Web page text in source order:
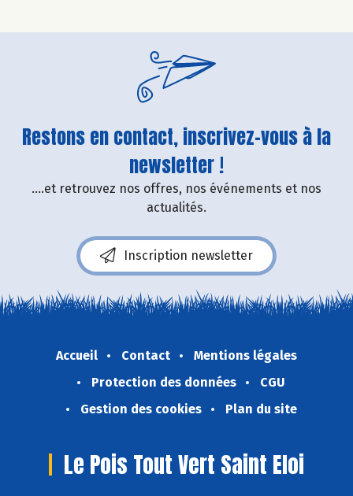
Restons en contact, inscrivez-vous à la
newsletter !
....et retrouvez nos offres, nos événements et nos
actualités.
Inscription newsletter
Accueil Contact
Mentions légales
Protection des données
CGU
Gestion des cookies
Plan du site
Le Pois Tout Vert Saint Eloi